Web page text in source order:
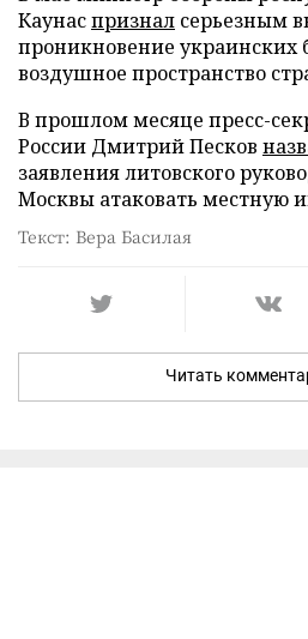
Каунаспризнал серьезным
проникновение украинских
воздушное пространство
В прошлом месяце пресс-
России Дмитрий Песков
заявления литовского
Москвы атаковать местную
Текст: Вера Басилая
Читать